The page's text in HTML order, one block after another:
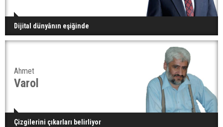
Dijital dünyânın eşiğinde
Ahmet
Varol
Çizgilerini çıkarları belirliyor